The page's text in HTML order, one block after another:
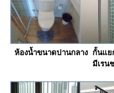
ห้องน้ำขนาดปานกลาง กั้นแย
มีเรน